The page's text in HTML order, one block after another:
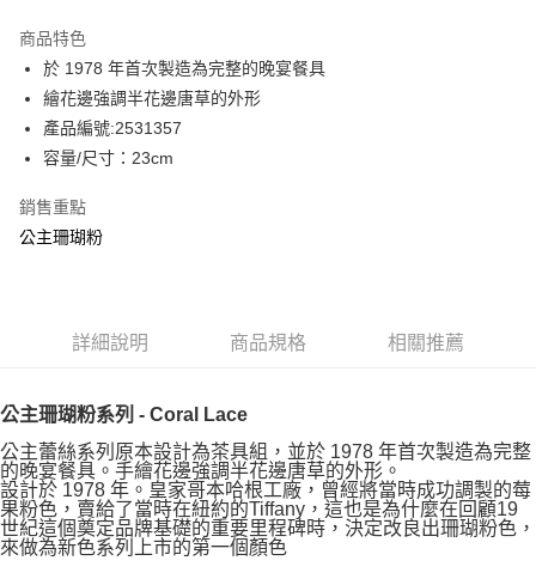
商品特色
於 1978 年首次製造為完整的晚宴餐具
繪花邊強調半花邊唐草的外形
產品編號:2531357
容量/尺寸：23cm
銷售重點
公主珊瑚粉
詳細說明 商品規格 相關推薦
公主珊瑚粉系列 - Coral Lace
公主蕾絲系列原本設計為茶具組，並於 1978 年首次製造為完整
的晚宴餐具。手繪花邊強調半花邊唐草的外形。
設計於 1978 年。皇家哥本哈根工廠，曾經將當時成功調製的莓
果粉色，賣給了當時在紐約的Tiffany，這也是為什麼在回顧19
世紀這個奠定品牌基礎的重要里程碑時，決定改良出珊瑚粉色，
來做為新色系列上市的第一個顏色